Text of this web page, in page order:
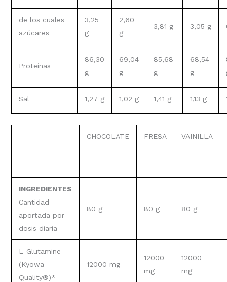
de los cuales
azúcares
3,25
g
2,60
g
3,81 g 3,05 g
Proteínas
86,30
g
69,04
g
85,68
g
68,54
g
Sal 1,27 g 1,02 g 1,41 g 1,13 g
CHOCOLATE FRESA VAINILLA
INGREDIENTES
Cantidad
aportada por
dosis diaria
80 g 80 g 80 g
L-Glutamine
(Kyowa
Quality®)*
12000 mg
12000
mg
12000
mg